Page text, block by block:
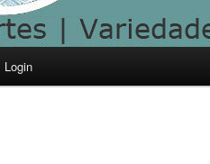
Login